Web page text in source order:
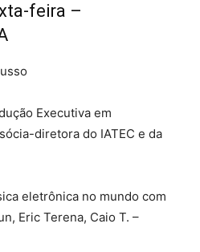
feira –
Executiva em
diretora do IATEC e da
eletrônica no mundo com
Eric Terena, Caio T. –